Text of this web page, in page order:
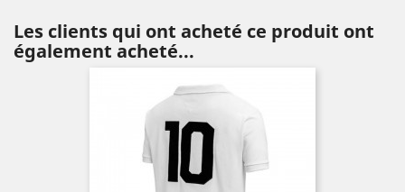
Les clients qui ont acheté ce produit ont
également acheté...